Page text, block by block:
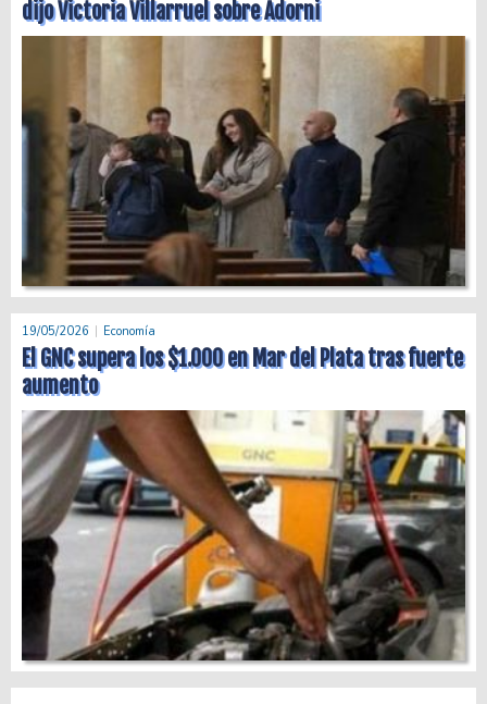
dijo Victoria Villarruel sobre Adorni
19/05/2026 Economía
El GNC supera los $1.000 en Mar del Plata tras fuerte
aumento